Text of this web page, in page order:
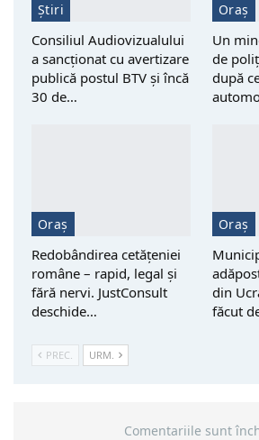
Știri
Consiliul Audiovizualului
a sancționat cu avertizare
publică postul BTV și încă
30 de…
Oraș
Un
de
după
Oraș
Redobândirea cetățeniei
române – rapid, legal și
fără nervi. JustConsult
deschide…
Oraș
din
făcut
PREC. URM.
Comentariile sunt